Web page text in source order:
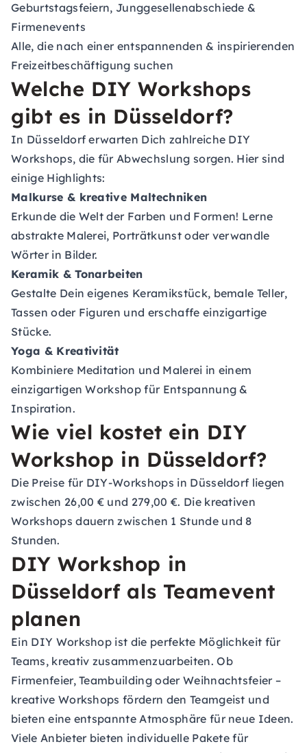
Geburtstagsfeiern, Junggesellenabschiede &
Firmenevents
Alle, die nach einer entspannenden & inspirierenden
Freizeitbeschäftigung suchen
Welche DIY Workshops
gibt es in Düsseldorf?
In Düsseldorf erwarten Dich zahlreiche DIY
Workshops, die für Abwechslung sorgen. Hier sind
einige Highlights:
Malkurse & kreative Maltechniken
Erkunde die Welt der Farben und Formen! Lerne
abstrakte Malerei, Porträtkunst oder verwandle
Wörter in Bilder.
Keramik & Tonarbeiten
Gestalte Dein eigenes Keramikstück, bemale Teller,
Tassen oder Figuren und erschaffe einzigartige
Stücke.
Yoga & Kreativität
Kombiniere Meditation und Malerei in einem
einzigartigen Workshop für Entspannung &
Inspiration.
Wie viel kostet ein DIY
Workshop in Düsseldorf?
Die Preise für DIY-Workshops in Düsseldorf liegen
zwischen 26,00 € und 279,00 €. Die kreativen
Workshops dauern zwischen 1 Stunde und 8
Stunden.
DIY Workshop in
Düsseldorf als Teamevent
planen
Ein DIY Workshop ist die perfekte Möglichkeit für
Teams, kreativ zusammenzuarbeiten. Ob
Firmenfeier, Teambuilding oder Weihnachtsfeier –
kreative Workshops fördern den Teamgeist und
bieten eine entspannte Atmosphäre für neue Ideen.
Viele Anbieter bieten individuelle Pakete für